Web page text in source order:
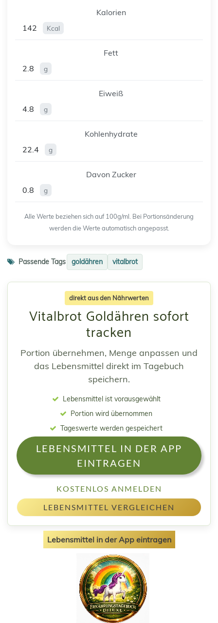
Kalorien
142
Kcal
Fett
2.8
g
Eiweiß
4.8
g
Kohlenhydrate
22.4
g
Davon Zucker
0.8
g
Alle Werte beziehen sich auf 100g/ml. Bei Portionsänderung
werden die Werte automatisch angepasst.
Passende Tags goldähren vitalbrot
direkt aus den Nährwerten
Vitalbrot Goldähren sofort
tracken
Portion übernehmen, Menge anpassen und
das Lebensmittel direkt im Tagebuch
speichern.
Lebensmittel ist vorausgewählt
Portion wird übernommen
Tageswerte werden gespeichert
LEBENSMITTEL IN DER APP
EINTRAGEN
KOSTENLOS ANMELDEN
LEBENSMITTEL VERGLEICHEN
Lebensmittel in der App eintragen